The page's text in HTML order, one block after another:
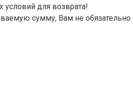
для возврата!
сумму, Вам не